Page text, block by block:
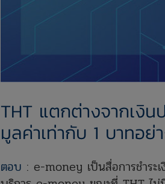
THT แตกต่างจากเงิน
มูลค่าเท่ากับ 1 บาทอย่
ตอบ : e-money เป็นสื่อการชำระ